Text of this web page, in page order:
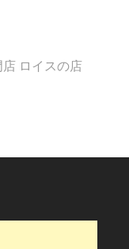
ロイスの店